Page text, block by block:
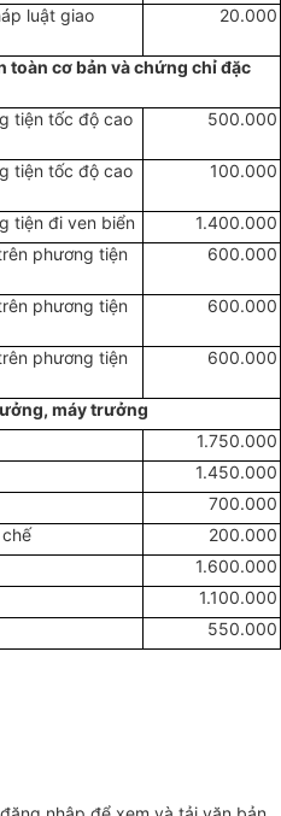
luật giao
20.000
toàn cơ bản và chứng chỉ đặc
tiện tốc độ cao
500.000
tiện tốc độ cao
100.000
tiện đi ven biển
1.400.000
phương tiện
600.000
phương tiện
600.000
phương tiện
600.000
máy trưởng
1.750.000
1.450.000
700.000
200.000
1.600.000
1.100.000
550.000